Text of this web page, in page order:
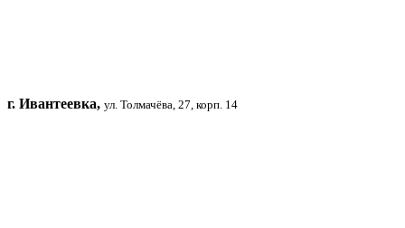
г. Ивантеевка, ул. Толмачёва, 27, корп. 14